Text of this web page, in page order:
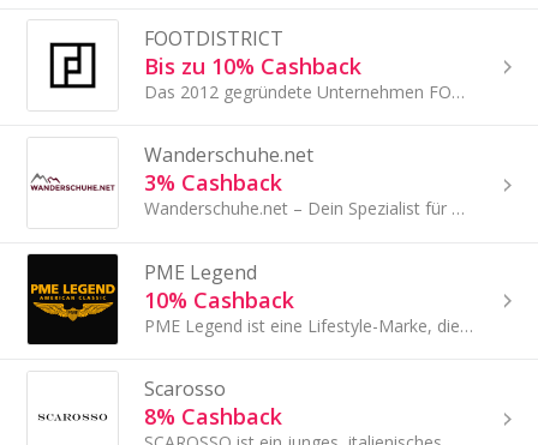
FOOTDISTRICT
Bis zu 10% Cashback
Das 2012 gegründete Unternehmen FOOTDISTRICT ist ein führendes Unternehmen auf dem europäischen E-Commerce-Markt.
Wanderschuhe.net
3% Cashback
Wanderschuhe.net – Dein Spezialist für Outdoor- und Wanderschuhe
PME Legend
10% Cashback
PME Legend ist eine Lifestyle-Marke, die Freiheit, Männlichkeit und Abenteuer symbolisiert.
Scarosso
8% Cashback